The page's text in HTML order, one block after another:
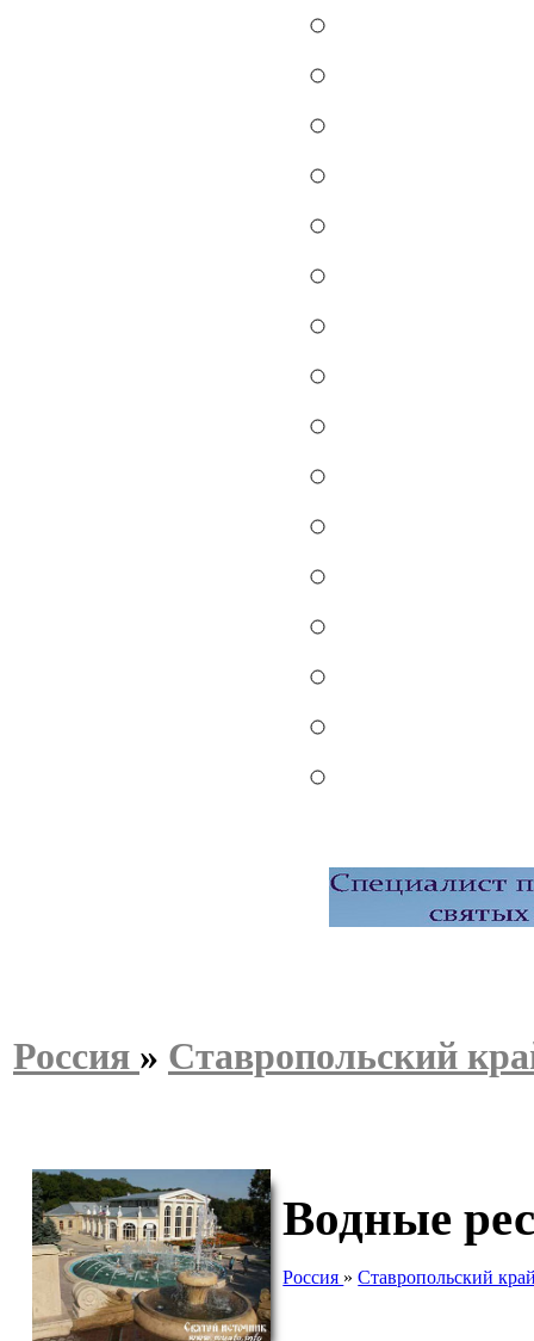
Россия » Ставропольский
Водные
Россия »Ставропольский